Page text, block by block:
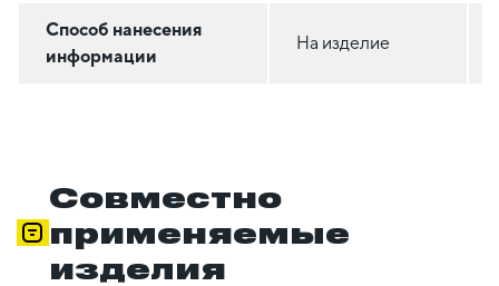
Способ нанесения
информации
На изделие
Совместно
применяемые
изделия